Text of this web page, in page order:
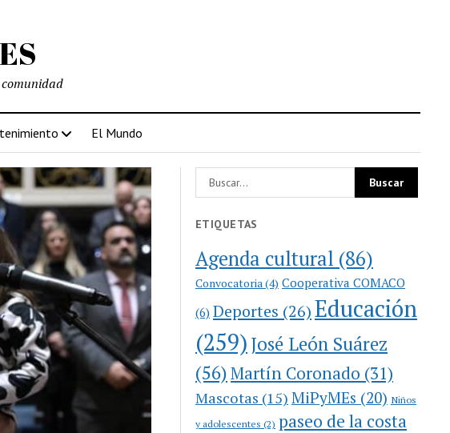
El Mundo
ETIQUETAS
Agenda cultural (86)
Convocatoria (4) Cooperativa COMACO
(6) Deportes (26)Educación
(259)José León Suárez
(56)Martín Coronado (31)
Mascotas (15) MiPyMEs (20) Niños
y adolescentes (2) paseo de la costa